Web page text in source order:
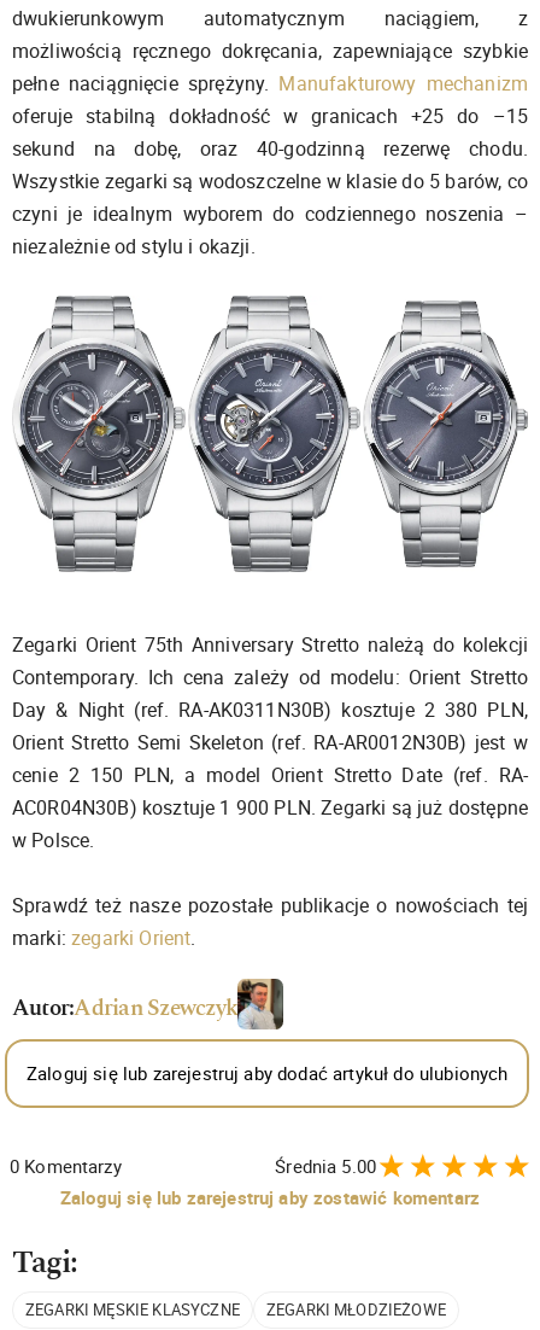
dwukierunkowym automatycznym naciągiem, z
możliwością ręcznego dokręcania, zapewniające szybkie
pełne naciągnięcie sprężyny. Manufakturowy mechanizm
oferuje stabilną dokładność w granicach +25 do –15
sekund na dobę, oraz 40-godzinną rezerwę chodu.
Wszystkie zegarki są wodoszczelne w klasie do 5 barów, co
czyni je idealnym wyborem do codziennego noszenia –
niezależnie od stylu i okazji.
Zegarki Orient 75th Anniversary Stretto należą do kolekcji
Contemporary. Ich cena zależy od modelu: Orient Stretto
Day & Night (ref. RA-AK0311N30B) kosztuje 2 380 PLN,
Orient Stretto Semi Skeleton (ref. RA-AR0012N30B) jest w
cenie 2 150 PLN, a model Orient Stretto Date (ref. RA-
AC0R04N30B) kosztuje 1 900 PLN. Zegarki są już dostępne
w Polsce.
Sprawdź też nasze pozostałe publikacje o nowościach tej
marki:zegarki Orient.
Autor:Adrian Szewczyk
Zaloguj się lub zarejestruj aby dodać artykuł do ulubionych
0 Komentarzy Średnia 5.00
Zaloguj się lub zarejestruj aby zostawić komentarz
Tagi:
ZEGARKI MĘSKIE KLASYCZNE ZEGARKI MŁODZIEŻOWE